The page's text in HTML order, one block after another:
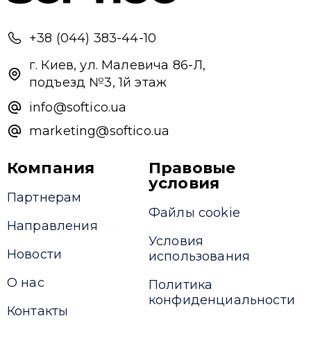
+38 (044) 383-44-10
г. Киев, ул. Малевича 86-Л,
подъезд №3, 1й этаж
info@softico.ua
marketing@softico.ua
Компания
Партнерам
Направления
Новости
О нас
Контакты
Правовые
условия
Файлы cookie
Условия
использования
Политика
конфиденциальности